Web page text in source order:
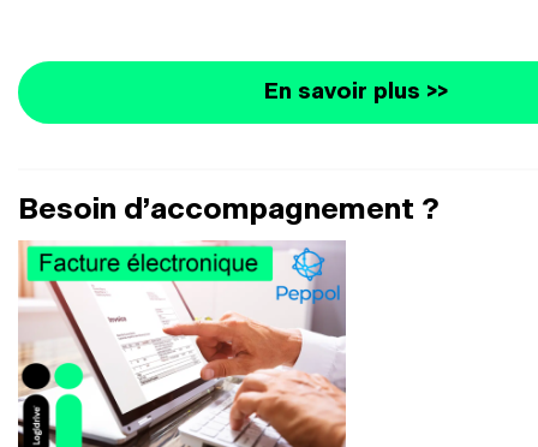
En savoir plus >>
Besoin d’accompagnement ?